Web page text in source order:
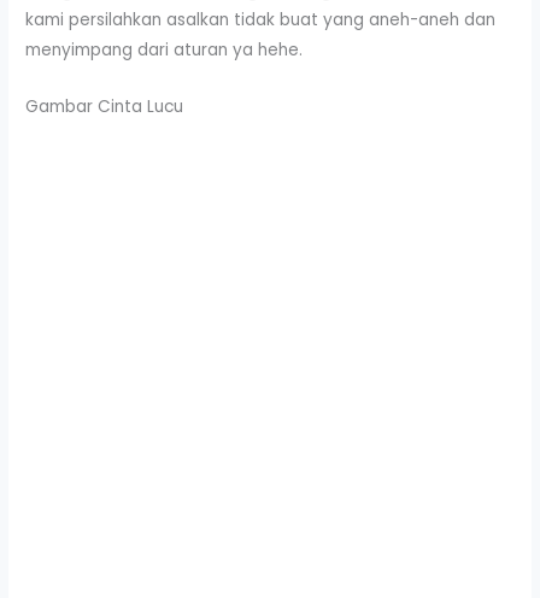
kami persilahkan asalkan tidak buat yang aneh-aneh dan
menyimpang dari aturan ya hehe.
Gambar Cinta Lucu